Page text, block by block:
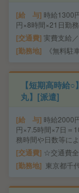
給 与 時給1300
円×8時間×21日勤
交通費 実費支給
勤務地 《無料駐
【短期高時給
丸】[派遣]
給 与 時給2000
円×7.5時間×7日＝
務時間や日数等に
交通費 ☆交通費全
勤務地 東京都千